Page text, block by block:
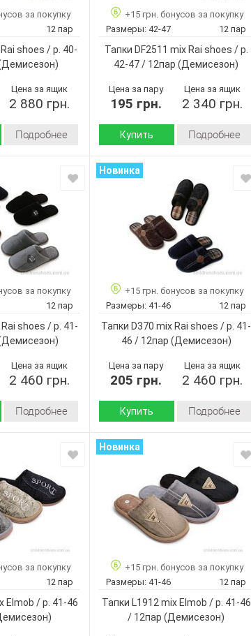
41-45
Серый
Мужчины
Артикул:
Размер:
Цвет:
за покупку
12 пар
shoes / p. 40-
Цена за ящик
2 880 грн.
Подробнее
Пвх
Румыния
No brand
JF07 mix
Мужчины
+15 грн. бонусов за покупку
Размеры: 42-47 12 пар
Тапки DF2511 mix Rai shoes / p.
42-47 / 12пар (Демисезон)
Цена за пару
195 грн.
Цена за ящик
2 340 грн.
Купить Подробнее
Сезон:
Материал верха: велюр
Материал внутри: текстиль
Подошва : Пвх
Страна
производитель:
Румыния
No brand
Артикул:
Размер:
Цвет:
за покупку
12 пар
shoes / p. 41-
Цена за ящик
2 460 грн.
Подробнее
Пвх
Румыния
No brand
Мужчины
Новинка
+15 грн. бонусов за покупку
Размеры: 41-46 12 пар
Тапки D370 mix Rai shoes / p. 41-
46 / 12пар (Демисезон)
Цена за пару
205 грн.
Цена за ящик
2 460 грн.
Купить Подробнее
Сезон:
Материал верха:
Материал внутри: текстиль
Подошва : Пвх
Страна
производитель:
Румыния
Артикул:
Размер:
Микс
за покупку
12 пар
Elmob / p. 41-46
Новинка
+15 грн. бонусов за покупку
Размеры: 41-46 12 пар
Тапки L1912 mix Elmob / p. 41-46
/ 12пар (Демисезон)